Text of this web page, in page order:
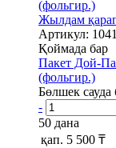
Жылдам
Артикул:
Қоймада бар
Пакет Дой-
(фольгир.)
Бөлшек сауда
-
50 дана
қап. 5 500 ₸